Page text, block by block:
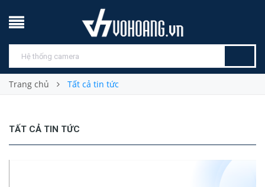
Trang chủ Tất cả tin tức
TẤT CẢ TIN TỨC